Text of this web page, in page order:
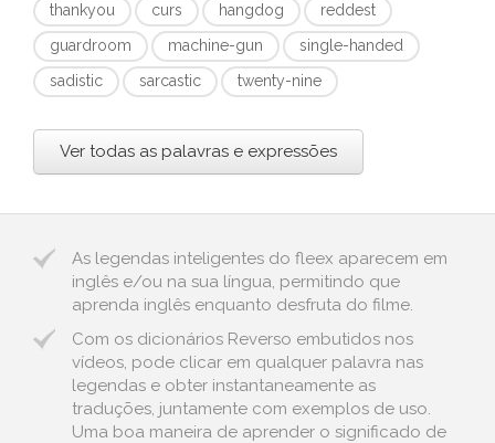
thankyou curs hangdog
reddest
guardroom
machine-gun
single-handed
sadistic
sarcastic twenty-nine
Ver todas as palavras e expressões
As legendas inteligentes do fleex aparecem em
inglês e/ou na sua língua, permitindo que
aprenda inglês enquanto desfruta do filme.
Com os dicionários Reverso embutidos nos
vídeos, pode clicar em qualquer palavra nas
legendas e obter instantaneamente as
traduções, juntamente com exemplos de uso.
Uma boa maneira de aprender o significado de